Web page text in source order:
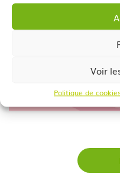
Voir
Politique de cookies